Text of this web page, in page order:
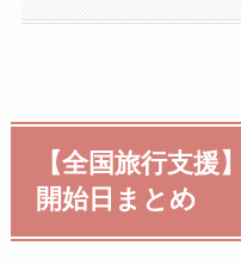
【全国旅行支援
開始日まとめ